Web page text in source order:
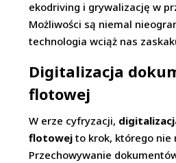
ekodriving i grywalizację w
Możliwości są niemal
technologia wciąż nas
Digitalizacja
flotowej
W erze cyfryzacji,
flotowej to krok, którego nie
Przechowywanie